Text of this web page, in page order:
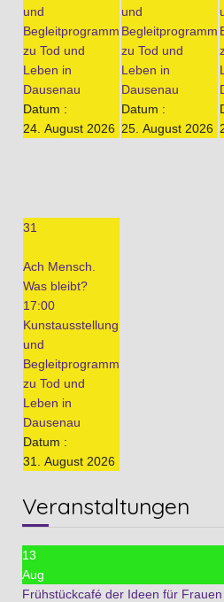
und
Begleitprogramm
zu Tod und
Leben in
Dausenau
Datum :
24. August 2026
und
Begleitprogramm
zu Tod und
Leben in
Dausenau
Datum :
25. August 2026
31
Ach Mensch.
Was bleibt?
17:00
Kunstausstellung
und
Begleitprogramm
zu Tod und
Leben in
Dausenau
Datum :
31. August 2026
Veranstaltungen
13
Aug
Frühstückcafé der Ideen für Frauen